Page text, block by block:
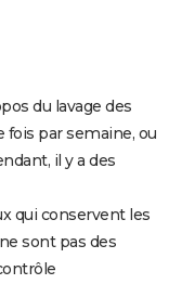
du lavage des
fois par semaine, ou
il y a des
qui conservent les
sont pas des